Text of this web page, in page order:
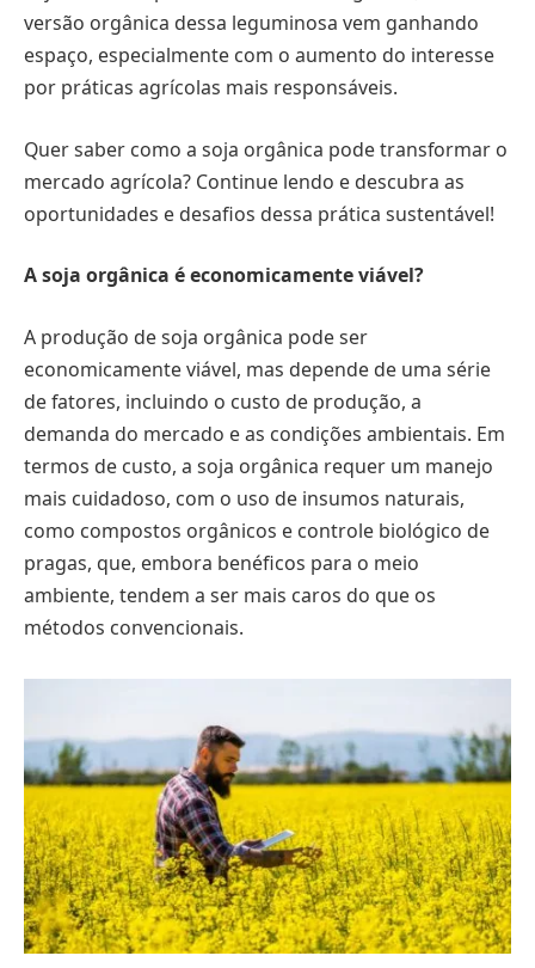
versão orgânica dessa leguminosa vem ganhando
espaço, especialmente com o aumento do interesse
por práticas agrícolas mais responsáveis.
Quer saber como a soja orgânica pode transformar o
mercado agrícola? Continue lendo e descubra as
oportunidades e desafios dessa prática sustentável!
A soja orgânica é economicamente viável?
A produção de soja orgânica pode ser
economicamente viável, mas depende de uma série
de fatores, incluindo o custo de produção, a
demanda do mercado e as condições ambientais. Em
termos de custo, a soja orgânica requer um manejo
mais cuidadoso, com o uso de insumos naturais,
como compostos orgânicos e controle biológico de
pragas, que, embora benéficos para o meio
ambiente, tendem a ser mais caros do que os
métodos convencionais.